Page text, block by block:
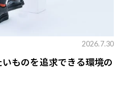
2026.7.30
いものを追求できる環境の